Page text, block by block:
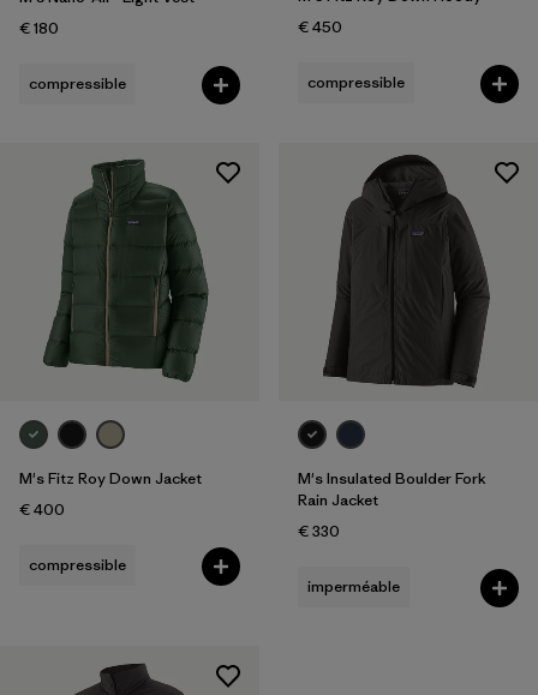
€ 180
compressible
€ 450
compressible
M's Fitz Roy Down Jacket
€ 400
compressible
M's Insulated Boulder Fork
Rain Jacket
€ 330
imperméable